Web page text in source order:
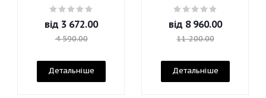
від 3 672.00
4 590.00
Детальніше
від 8 960.00
11 200.00
Детальніше